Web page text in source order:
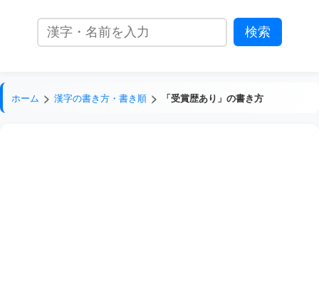
ホーム 漢字の書き方・書き順 「受賞歴あり」の書き方